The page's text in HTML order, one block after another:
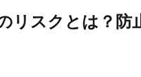
リスクとは？